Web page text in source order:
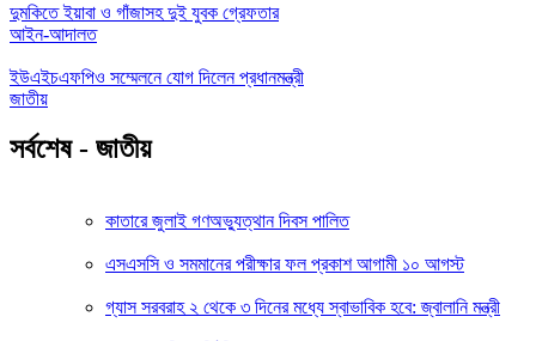
দুমকিতে ইয়াবা ও গাঁজাসহ দুই যুবক গ্রেফতার
আইন-আদালত
ইউএইচএফপিও সম্মেলনে যোগ দিলেন প্রধানমন্ত্রী
জাতীয়
সর্বশেষ - জাতীয়
কাতারে জুলাই গণঅভ্যুত্থান দিবস পালিত
এসএসসি ও সমমানের পরীক্ষার ফল প্রকাশ আগামী ১০ আগস্ট
গ্যাস সরবরাহ ২ থেকে ৩ দিনের মধ্যে স্বাভাবিক হবে: জ্বালানি মন্ত্রী